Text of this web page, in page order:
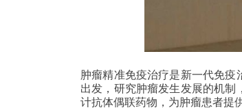
肿瘤精准免疫治疗是新一代免疫
出发，研究肿瘤发生发展的机制
计抗体偶联药物，为肿瘤患者提